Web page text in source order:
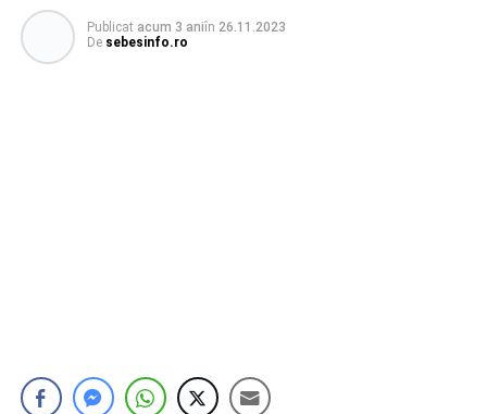
Publicat acum 3 aniîn 26.11.2023
De sebesinfo.ro